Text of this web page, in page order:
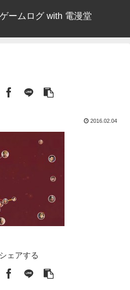
ームログ with 電漫堂
2016.02.04
シェアする